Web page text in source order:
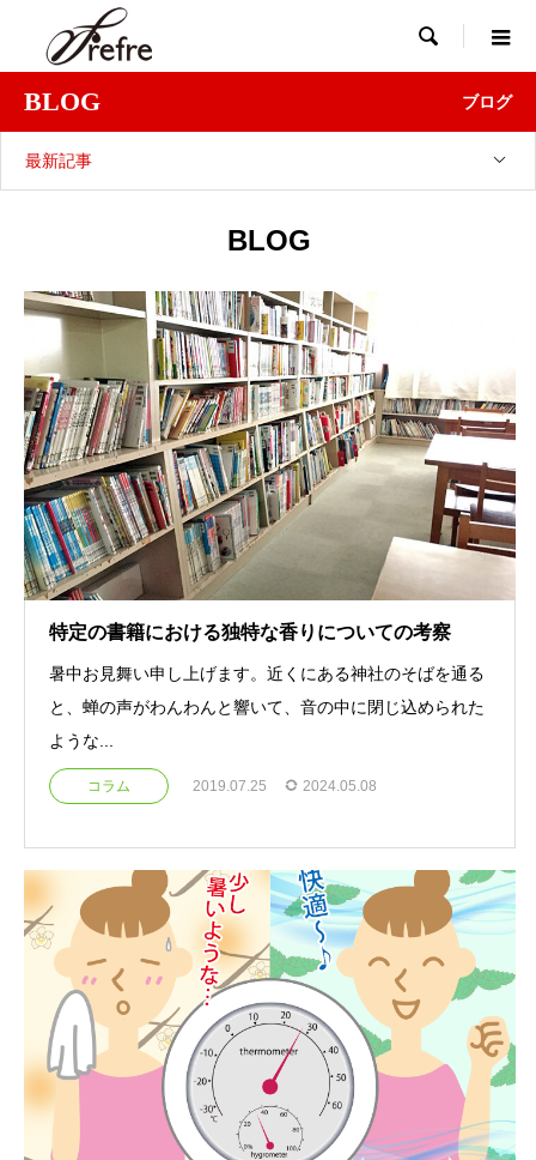

BLOG ブログ
最新記事
BLOG
特定の書籍における独特な香りについての考察
暑中お見舞い申し上げます。近くにある神社のそばを通る
と、蝉の声がわんわんと響いて、音の中に閉じ込められた
ような...
コラム 2019.07.25 2024.05.08